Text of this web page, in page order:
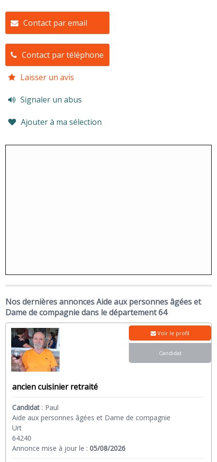
Contact par email
Contact par téléphone
Laisser un avis
Signaler un abus
Ajouter à ma sélection
Nos dernières annonces Aide aux personnes âgées et
Dame de compagnie dans le département 64
ancien cuisinier retraité
Candidat : Paul
Aide aux personnes âgées et Dame de compagnie
Urt
64240
Annonce mise à jour le :05/08/2026
Voir le profil
Candidat